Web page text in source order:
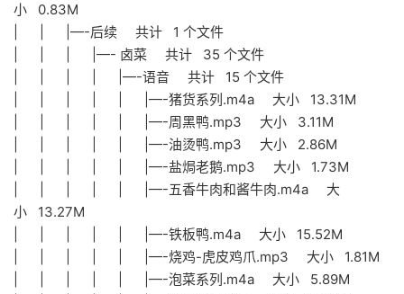
小 0.83M
| | |—-后续 共计 1 个文件
| | | |—- 卤菜 共计 35 个文件
| | | | |—-语音 共计 15 个文件
| | | | | |—-猪货系列.m4a 大小 13.31M
| | | | | |—-周黑鸭.mp3 大小 3.11M
| | | | | |—-油烫鸭.mp3 大小 2.86M
| | | | | |—-盐焗老鹅.mp3 大小 1.73M
| | | | | |—-五香牛肉和酱牛肉.m4a 大
小 13.27M
| | | | | |—-铁板鸭.m4a 大小 15.52M
| | | | | |—-烧鸡-虎皮鸡爪.mp3 大小 1.81M
| | | | | |—-泡菜系列.m4a 大小 5.89M